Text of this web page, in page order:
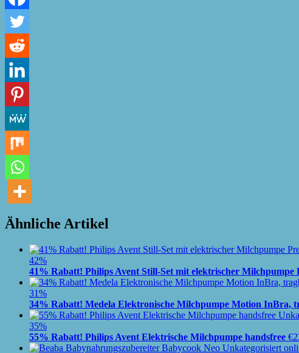
Ähnliche Artikel
42%
41% Rabatt! Philips Avent Still-Set mit elektrischer Milchpumpe
31%
34% Rabatt! Medela Elektronische Milchpumpe Motion InBra,
35%
55% Rabatt! Philips Avent Elektrische Milchpumpe handsfree €